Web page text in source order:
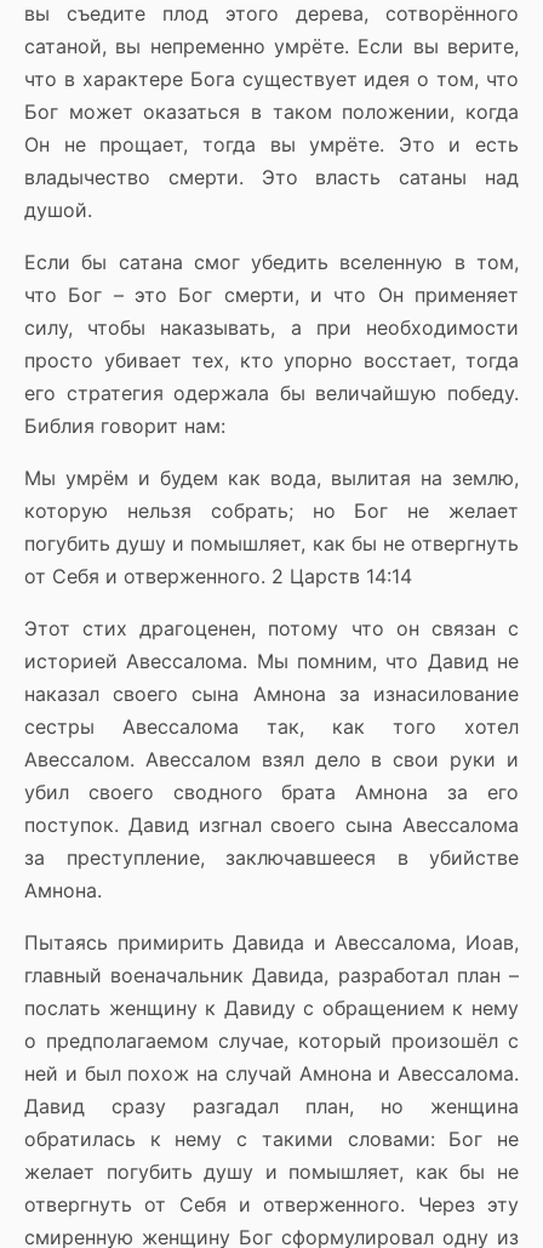
вы съедите плод этого дерева, сотворённого
сатаной, вы непременно умрёте. Если вы верите,
что в характере Бога существует идея о том, что
Бог может оказаться в таком положении, когда
Он не прощает, тогда вы умрёте. Это и есть
владычество смерти. Это власть сатаны над
душой.
Если бы сатана смог убедить вселенную в том,
что Бог – это Бог смерти, и что Он применяет
силу, чтобы наказывать, а при необходимости
просто убивает тех, кто упорно восстает, тогда
его стратегия одержала бы величайшую победу.
Библия говорит нам:
Мы умрём и будем как вода, вылитая на землю,
которую нельзя собрать; но Бог не желает
погубить душу и помышляет, как бы не отвергнуть
от Себя и отверженного. 2 Царств 14:14
Этот стих драгоценен, потому что он связан с
историей Авессалома. Мы помним, что Давид не
наказал своего сына Амнона за изнасилование
сестры Авессалома так, как того хотел
Авессалом. Авессалом взял дело в свои руки и
убил своего сводного брата Амнона за его
поступок. Давид изгнал своего сына Авессалома
за преступление, заключавшееся в убийстве
Амнона.
Пытаясь примирить Давида и Авессалома, Иоав,
главный военачальник Давида, разработал план –
послать женщину к Давиду с обращением к нему
о предполагаемом случае, который произошёл с
ней и был похож на случай Амнона и Авессалома.
Давид сразу разгадал план, но женщина
обратилась к нему с такими словами: Бог не
желает погубить душу и помышляет, как бы не
отвергнуть от Себя и отверженного. Через эту
смиренную женщину Бог сформулировал одну из